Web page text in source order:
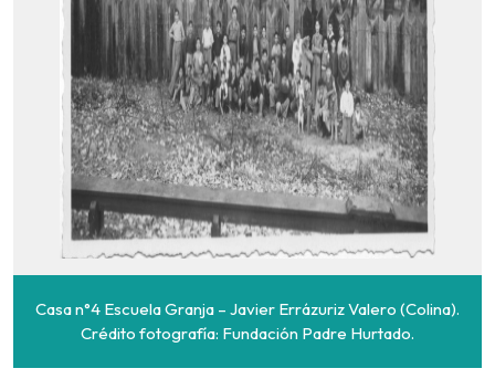
Casa n°4 Escuela Granja – Javier Errázuriz Valero (Colina).
Crédito fotografía: Fundación Padre Hurtado.